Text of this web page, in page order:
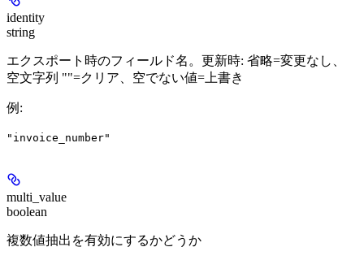
identity
string
エクスポート時のフィールド名。更新時: 省略=変更なし、
空文字列 ""=クリア、空でない値=上書き
例 :
"invoice_number"
multi_value
boolean
複数値抽出を有効にするかどうか